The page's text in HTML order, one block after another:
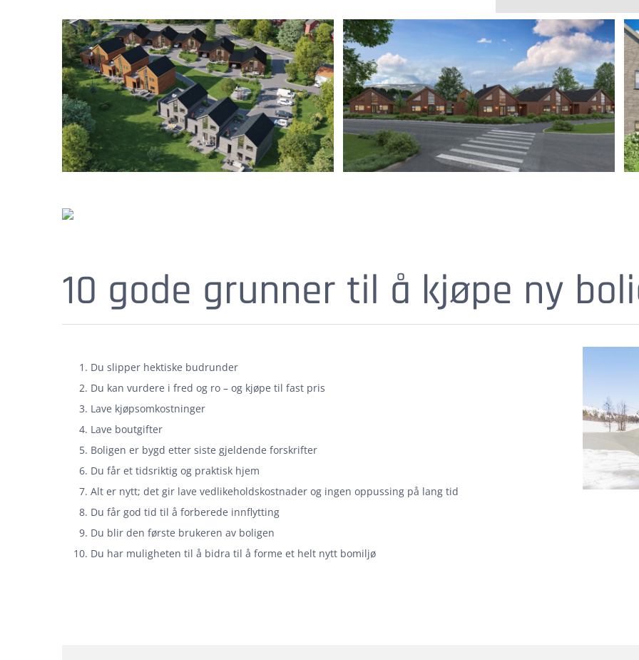
10 gode grunner til å kjøpe ny
Du slipper hektiske budrunder
Du kan vurdere i fred og ro – og kjøpe til fast pris
Lave kjøpsomkostninger
Lave boutgifter
Boligen er bygd etter siste gjeldende forskrifter
Du får et tidsriktig og praktisk hjem
Alt er nytt; det gir lave vedlikeholdskostnader og ingen oppussing på lang tid
Du får god tid til å forberede innflytting
Du blir den første brukeren av boligen
Du har muligheten til å bidra til å forme et helt nytt bomiljø